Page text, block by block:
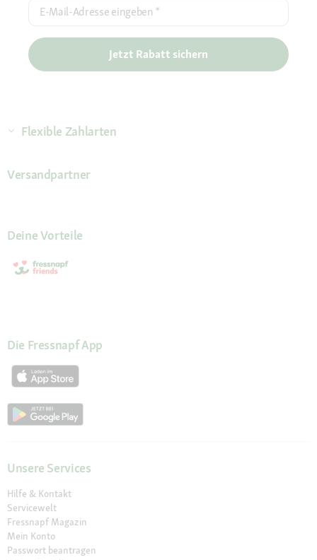
E-Mail-Adresse eingeben *
Jetzt Rabatt sichern
Flexible Zahlarten
Versandpartner
Deine Vorteile
Die Fressnapf App
Unsere Services
Hilfe & Kontakt
Servicewelt
Fressnapf Magazin
Mein Konto
Passwort beantragen